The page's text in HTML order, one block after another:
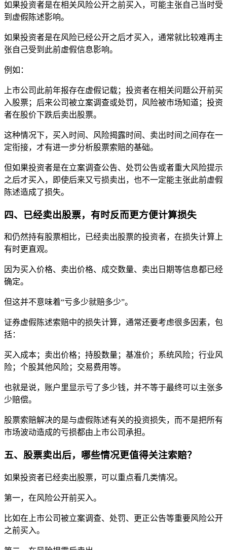
如果投资者是在相关风险公开之前买入，可能主张自己当时受
到虚假陈述影响。
如果投资者是在风险已经公开之后才买入，通常就比较难再主
张自己受到此前虚假信息影响。
例如：
上市公司此前年报存在虚假记载；投资者在相关问题公开前买
入股票；后来公司被立案调查或处罚，风险被市场知道；投资
者在股价下跌后卖出股票。
这种情况下，买入时间、风险揭露时间、卖出时间之间存在一
定衔接，才有进一步分析股票索赔的基础。
但如果投资者是在立案调查公告、处罚公告或者重大风险提示
之后才买入，即使后来又亏损卖出，也不一定能主张此前虚假
陈述造成了损失。
四、已经卖出股票，有时反而更方便计算损失
和仍然持有股票相比，已经卖出股票的投资者，在损失计算上
有时更直观。
因为买入价格、卖出价格、成交数量、卖出日期等信息都已经
确定。
但这并不意味着“亏多少就赔多少”。
证券虚假陈述索赔中的损失计算，通常还要考虑很多因素，包
括：
买入成本；卖出价格；持股数量；基准价；系统风险；行业风
险；个股其他风险；交易费用等。
也就是说，账户里显示亏了多少钱，并不等于最终可以主张多
少赔偿。
股票索赔解决的是与虚假陈述有关的投资损失，而不是把所有
市场波动造成的亏损都由上市公司承担。
五、股票卖出后，哪些情况更值得关注索赔？
如果投资者已经卖出股票，可以重点看几类情况。
第一，在风险公开前买入。
比如在上市公司被立案调查、处罚、更正公告等重要风险公开
之前买入。